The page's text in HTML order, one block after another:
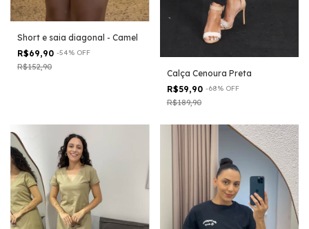
Short e saia diagonal - Camel
R$69,90 -54% OFF
R$152,90
Calça Cenoura Preta
R$59,90 -68% OFF
R$189,90